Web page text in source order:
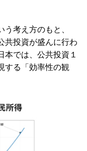
考え方のもと、
共投資が盛んに行わ
では、公共投資１
する「効率性の観